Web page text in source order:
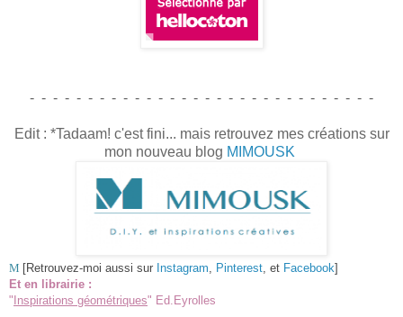
- - - - - - - - - - - - - - - - - - - - - - - - - - - - - -
Edit : *Tadaam! c'est fini... mais retrouvez mes créations sur
mon nouveau blog MIMOUSK
M [Retrouvez-moi aussi sur Instagram Pinterest , et Facebook]
Et en librairie :
"Inspirations géométriques" Ed.Eyrolles